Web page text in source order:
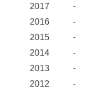
2017
-
2016
-
2015
-
2014
-
2013
-
2012
-